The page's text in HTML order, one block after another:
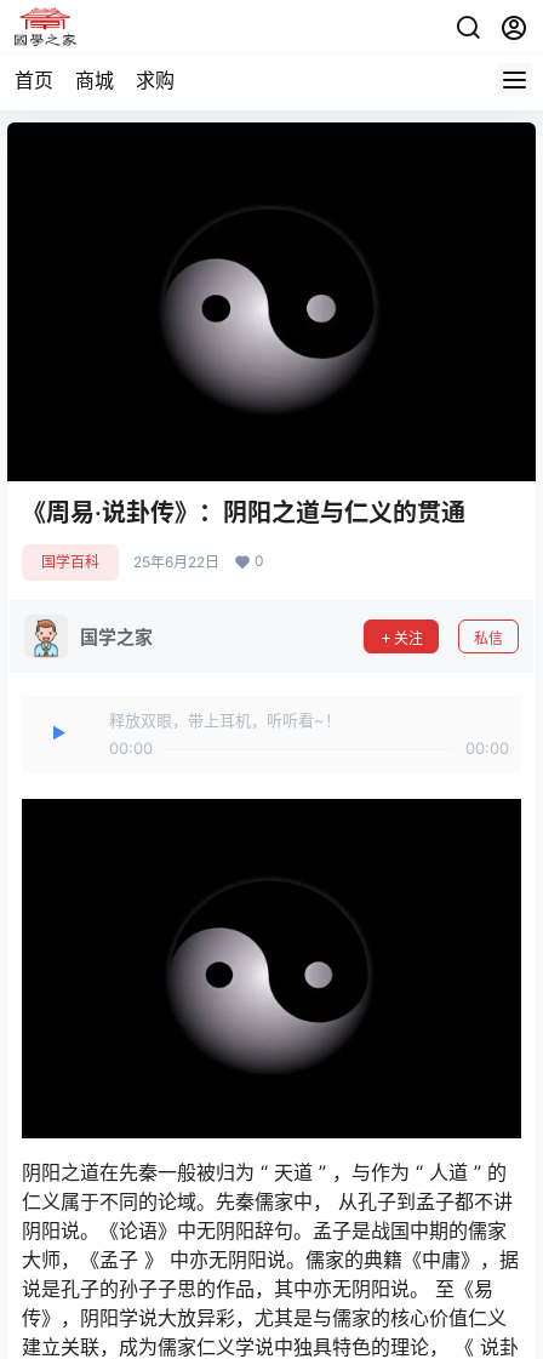
首页 商城 求购
《周易·说卦传》：阴阳之道与仁义的贯通
国学百科 25年6月22日 0
国学之家 关注 私信
释放双眼，带上耳机，听听看~！
00:00
00:00
阴阳之道在先秦一般被归为 “ 天道 ” ，与作为 “ 人道 ” 的
仁义属于不同的论域。先秦儒家中， 从孔子到孟子都不讲
阴阳说。《论语》中无阴阳辞句。孟子是战国中期的儒家
大师，《孟子 》 中亦无阴阳说。儒家的典籍《中庸》，据
说是孔子的孙子子思的作品，其中亦无阴阳说。 至《易
传》，阴阳学说大放异彩，尤其是与儒家的核心价值仁义
建立关联，成为儒家仁义学说中独具特色的理论， 《 说卦